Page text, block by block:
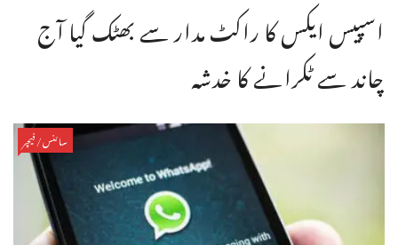
اسپیس ایکس کا راکٹ مدار سے بھٹک گیا آج
چاند سے ٹکرانے کا خدشہ
سائنس/فیچر